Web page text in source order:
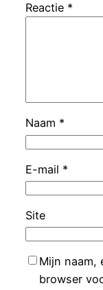
Reactie *
Naam *
E-mail *
Site
Mijn naam,
browser